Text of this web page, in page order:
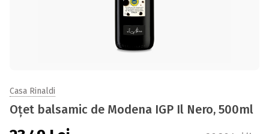
Casa Rinaldi
Oțet balsamic de Modena IGP Il Nero, 500ml